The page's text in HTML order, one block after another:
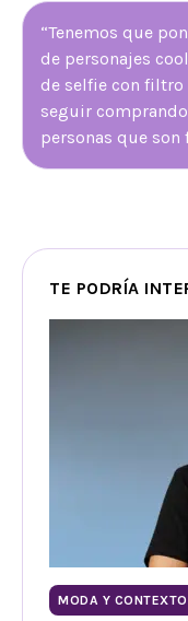
“Tenemos que
de personajes
de selfie con filtro
seguir
personas que son
TE PODRÍA
MODA Y